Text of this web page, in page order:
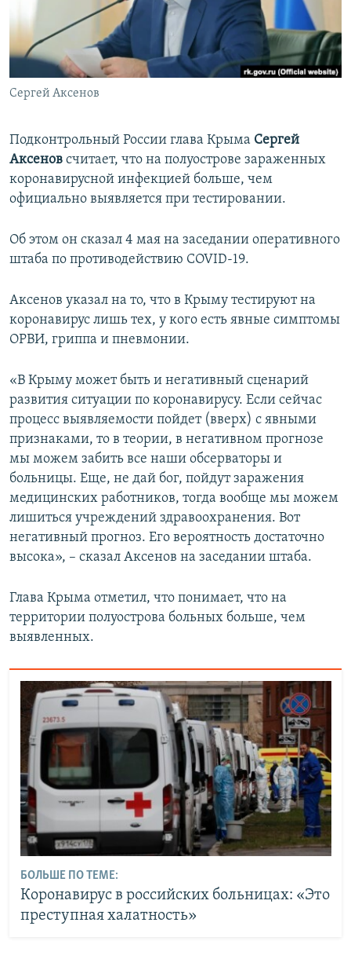
ПОБЕДИТЕЛЕЙ НЕ СУДЯТ?
КРЫМ.НЕПОКОРЕННЫЙ
УКРАИНСКАЯ ПРОБЛЕМА КРЫМА
ПРИСОЕДИНЯЙТЕСЬ!
Сергей Аксенов
Подконтрольный России глава Крыма Сергей
Аксенов считает, что на полуострове зараженных
коронавирусной инфекцией больше, чем
официально выявляется при тестировании.
Об этом он сказал 4 мая на заседании оперативного
штаба по противодействию COVID-19.
Аксенов указал на то, что в Крыму тестируют на
коронавирус лишь тех, у кого есть явные симптомы
ОРВИ, гриппа и пневмонии.
«В Крыму может быть и негативный сценарий
развития ситуации по коронавирусу. Если сейчас
процесс выявляемости пойдет (вверх) с явными
признаками, то в теории, в негативном прогнозе
мы можем забить все наши обсерваторы и
больницы. Еще, не дай бог, пойдут заражения
медицинских работников, тогда вообще мы можем
лишиться учреждений здравоохранения. Вот
негативный прогноз. Его вероятность достаточно
высока», – сказал Аксенов на заседании штаба.
Глава Крыма отметил, что понимает, что на
территории полуострова больных больше, чем
выявленных.
БОЛЬШЕ ПО ТЕМЕ:
Коронавирус в российских больницах: «Это
преступная халатность»